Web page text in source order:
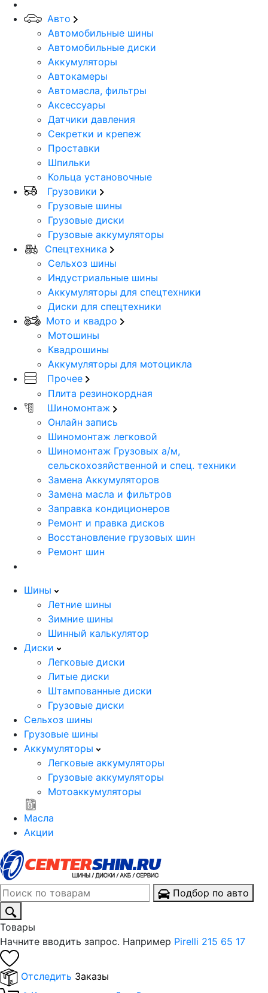
Авто
Автомобильные шины
Автомобильные диски
Аккумуляторы
Автокамеры
Автомасла, фильтры
Аксессуары
Датчики давления
Секретки и крепеж
Проставки
Шпильки
Кольца установочные
Грузовики
Грузовые шины
Грузовые диски
Грузовые аккумуляторы
Спецтехника
Сельхоз шины
Индустриальные шины
Аккумуляторы для спецтехники
Диски для спецтехники
Мото и квадро
Мотошины
Квадрошины
Аккумуляторы для мотоцикла
Прочее
Плита резинокордная
Шиномонтаж
Онлайн запись
Шиномонтаж легковой
Шиномонтаж Грузовых а/м,
сельскохозяйственной и спец. техники
Замена Аккумуляторов
Замена масла и фильтров
Заправка кондиционеров
Ремонт и правка дисков
Восстановление грузовых шин
Ремонт шин
Шины
Летние шины
Зимние шины
Шинный калькулятор
Диски
Легковые диски
Литые диски
Штампованные диски
Грузовые диски
Сельхоз шины
Грузовые шины
Аккумуляторы
Легковые аккумуляторы
Грузовые аккумуляторы
Мотоаккумуляторы
Масла
Акции
Подбор по авто
Товары
Начните вводить запрос. Например Pirelli 215 65 17
Отследить Заказы